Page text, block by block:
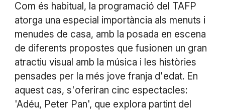
Com és habitual, la programació del TAFP
atorga una especial importància als menuts i
menudes de casa, amb la posada en escena
de diferents propostes que fusionen un gran
atractiu visual amb la música i les històries
pensades per la més jove franja d'edat. En
aquest cas, s'oferiran cinc espectacles:
'Adéu, Peter Pan', que explora partint del